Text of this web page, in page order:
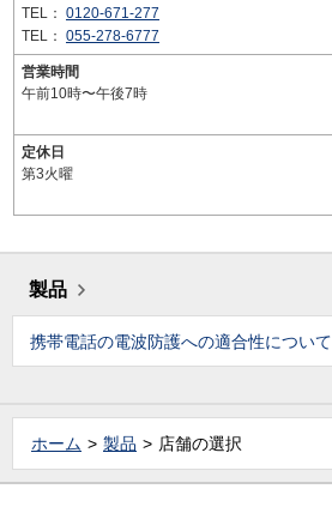
TEL： 0120-671-277
TEL： 055-278-6777
営業時間
午前10時〜午後7時
定休日
第3火曜
製品
携帯電話の電波防護への適合性について
ホーム 製品 店舗の選択